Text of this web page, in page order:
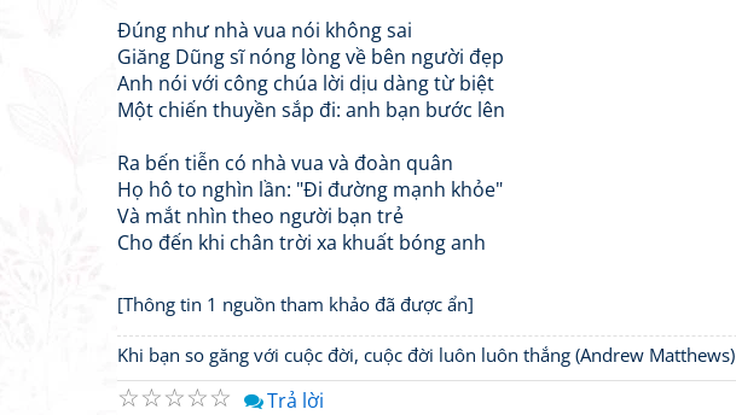
Đúng như nhà vua nói không sai
Giăng Dũng sĩ nóng lòng về bên người đẹp
Anh nói với công chúa lời dịu dàng từ biệt
Một chiến thuyền sắp đi: anh bạn bước lên
Ra bến tiễn có nhà vua và đoàn quân
Họ hô to nghìn lần: "Đi đường mạnh khỏe"
Và mắt nhìn theo người bạn trẻ
Cho đến khi chân trời xa khuất bóng anh
[Thông tin 1 nguồn tham khảo đã được ẩn]
Khi bạn so găng với cuộc đời, cuộc đời luôn luôn thắng (Andrew Matthews)
☆
☆
☆
☆
☆ Trả lời